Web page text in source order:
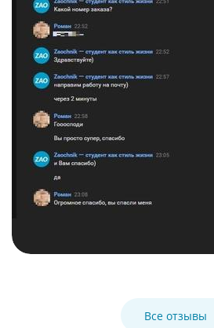
Все отзывы